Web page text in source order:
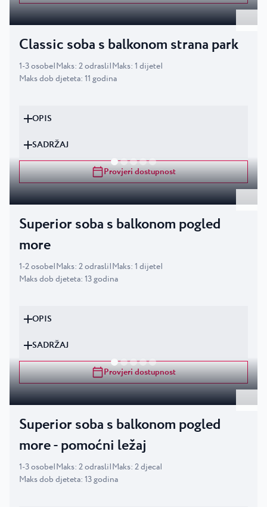
Classic soba s balkonom strana park
1-3osobe|Maks: 2odrasli|Maks: 1 dijete|
Maks dob djeteta: 11 godina
OPIS
SADRŽAJ
Provjeri dostupnost
Superior soba s balkonom pogled
more
1-2osobe|Maks: 2odrasli|Maks: 1 dijete|
Maks dob djeteta: 13godina
OPIS
SADRŽAJ
Provjeri dostupnost
Superior soba s balkonom pogled
more - pomoćni ležaj
1-3osobe|Maks: 2odrasli|Maks: 2djeca|
Maks dob djeteta: 13godina